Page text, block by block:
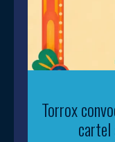
Torrox
cartel